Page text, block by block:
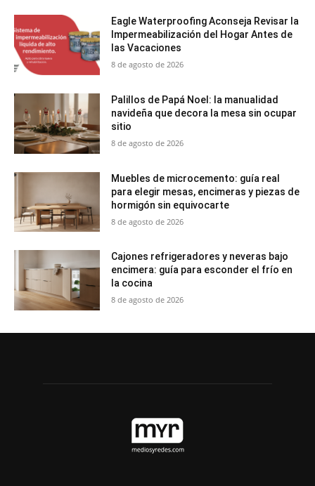
Eagle Waterproofing Aconseja Revisar la
Impermeabilización del Hogar Antes de
las Vacaciones
8 de agosto de 2026
Palillos de Papá Noel: la manualidad
navideña que decora la mesa sin ocupar
sitio
8 de agosto de 2026
Muebles de microcemento: guía real
para elegir mesas, encimeras y piezas de
hormigón sin equivocarte
8 de agosto de 2026
Cajones refrigeradores y neveras bajo
encimera: guía para esconder el frío en
la cocina
8 de agosto de 2026